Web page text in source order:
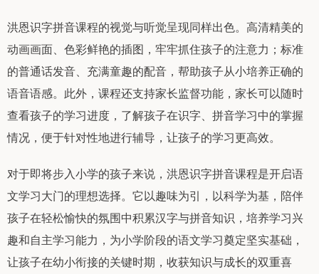
洪恩识字拼音课程的视觉与听觉呈现同样出色。高清精美的
动画画面、色彩鲜艳的插图，牢牢抓住孩子的注意力；标准
的普通话发音、充满童趣的配音，帮助孩子从小培养正确的
语音语感。此外，课程还支持家长监督功能，家长可以随时
查看孩子的学习进度，了解孩子在识字、拼音学习中的掌握
情况，便于针对性地进行辅导，让孩子的学习更高效。
对于即将步入小学的孩子来说，洪恩识字拼音课程是开启语
文学习大门的理想选择。它以趣味为引，以科学为基，陪伴
孩子在轻松愉快的氛围中积累汉字与拼音知识，培养学习兴
趣和自主学习能力，为小学阶段的语文学习奠定坚实基础，
让孩子在幼小衔接的关键时期，收获知识与成长的双重喜